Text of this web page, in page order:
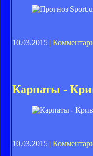
10.03.2015 |
Карпаты -
10.03.2015 |